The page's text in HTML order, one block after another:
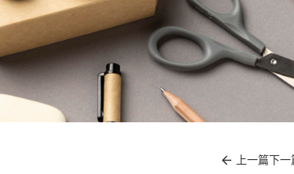
上一篇下一